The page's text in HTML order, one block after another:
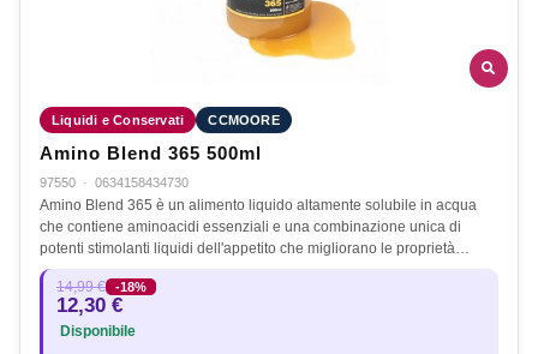
Liquidi e Conservati CCMOORE
Amino Blend 365 500ml
97550 · 0634158434730
Amino Blend 365 è un alimento liquido altamente solubile in acqua
che contiene aminoacidi essenziali e una combinazione unica di
potenti stimolanti liquidi dell'appetito che migliorano le proprietà…
14,99 € -18%
12,30 €
Disponibile